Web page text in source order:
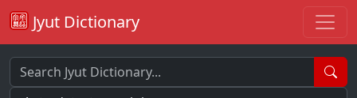
Jyut Dictionary